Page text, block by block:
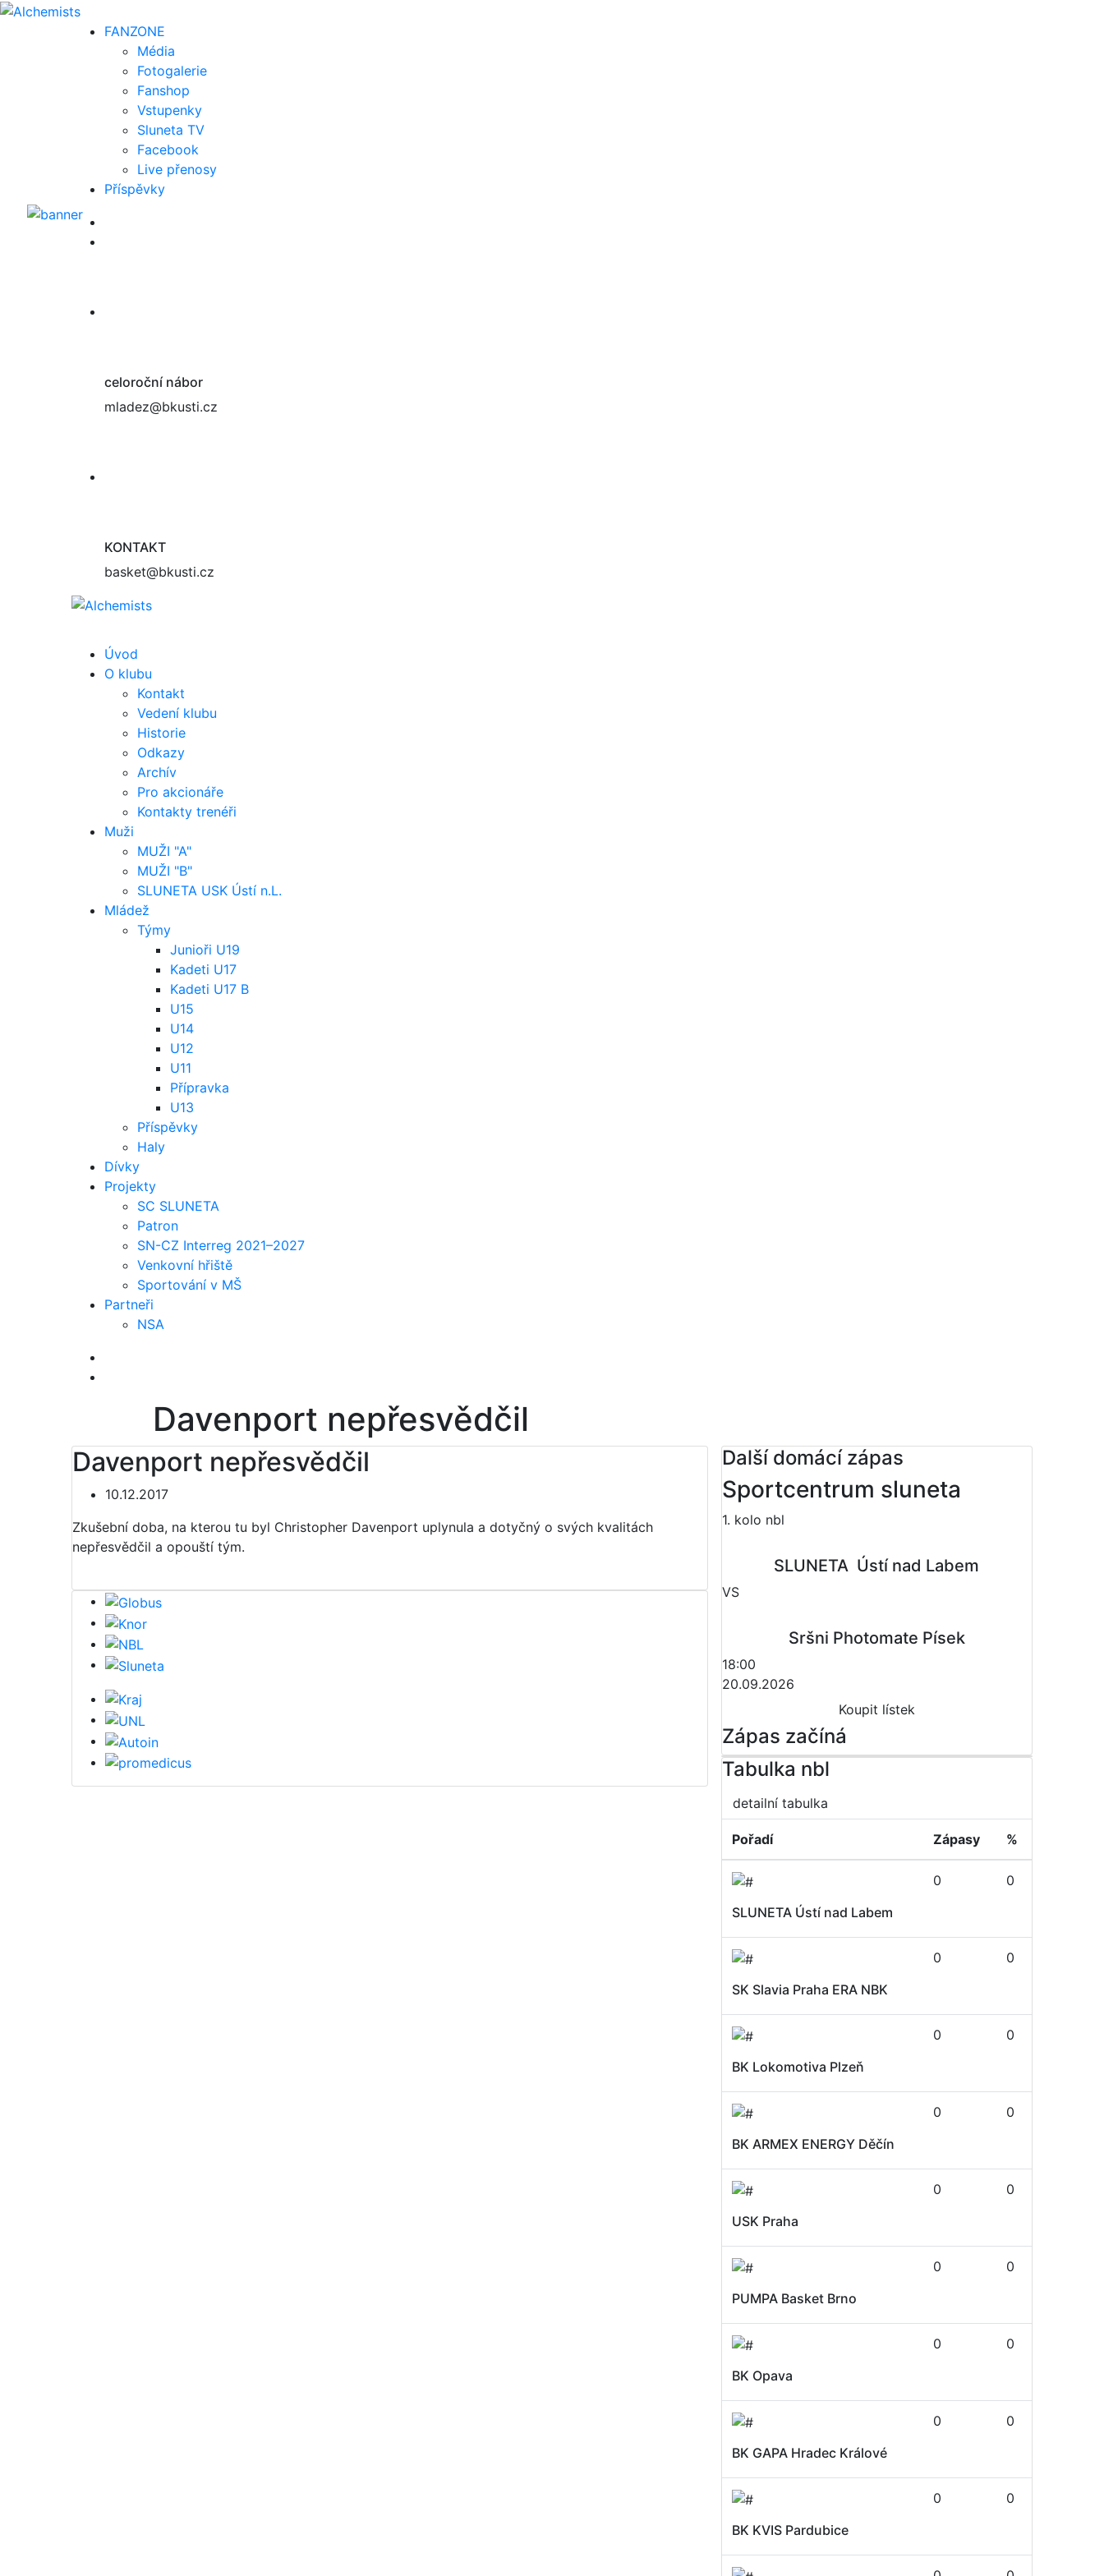
FANZONE
Média
Fotogalerie
Fanshop
Vstupenky
Sluneta TV
Facebook
Live přenosy
Příspěvky
celoroční nábor
mladez@bkusti.cz
KONTAKT
basket@bkusti.cz
Úvod
O klubu
Kontakt
Vedení klubu
Historie
Odkazy
Archív
Pro akcionáře
Kontakty trenéři
Muži
MUŽI "A"
MUŽI "B"
SLUNETA USK Ústí n.L.
Mládež
Týmy
Junioři U19
Kadeti U17
Kadeti U17 B
U15
U14
U12
U11
Přípravka
U13
Příspěvky
Haly
Dívky
Projekty
SC SLUNETA
Patron
SN-CZ Interreg 2021–2027
Venkovní hřiště
Sportování v MŠ
Partneři
NSA
Davenport nepřesvědčil
Davenport nepřesvědčil
10.12.2017
Zkušební doba, na kterou tu byl Christopher Davenport uplynula a dotyčný o svých kvalitách
nepřesvědčil a opouští tým.
Další domácí zápas
Sportcentrum sluneta
1. kolo nbl
SLUNETA  Ústí nad Labem
VS
Sršni Photomate Písek
18:00
20.09.2026
Koupit lístek
Zápas začíná
Tabulka nbl
detailní tabulka
Pořadí Zápasy %
SLUNETA Ústí nad Labem
0 0
SK Slavia Praha ERA NBK
0 0
BK Lokomotiva Plzeň
0 0
BK ARMEX ENERGY Děčín
0 0
USK Praha
0 0
PUMPA Basket Brno
0 0
BK Opava
0 0
BK GAPA Hradec Králové
0 0
BK KVIS Pardubice
0 0